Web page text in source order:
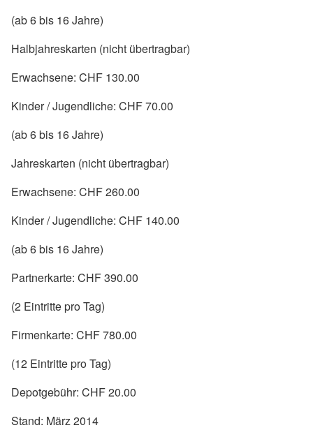
(ab 6 bis 16 Jahre)
Halbjahreskarten (nicht übertragbar)
Erwachsene: CHF 130.00
Kinder / Jugendliche: CHF 70.00
(ab 6 bis 16 Jahre)
Jahreskarten (nicht übertragbar)
Erwachsene: CHF 260.00
Kinder / Jugendliche: CHF 140.00
(ab 6 bis 16 Jahre)
Partnerkarte: CHF 390.00
(2 Eintritte pro Tag)
Firmenkarte: CHF 780.00
(12 Eintritte pro Tag)
Depotgebühr: CHF 20.00
Stand: März 2014